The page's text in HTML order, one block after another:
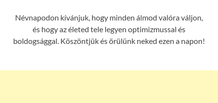
Névnapodon kívánjuk, hogy minden álmod valóra váljon,
és hogy az életed tele legyen optimizmussal és
boldogsággal. Köszöntjük és örülünk neked ezen a napon!